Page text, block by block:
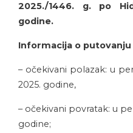
2025./1446. g. po
godine.
Informacija o putovanju
– očekivani polazak: u
2025. godine,
– očekivani povratak: u
godine;